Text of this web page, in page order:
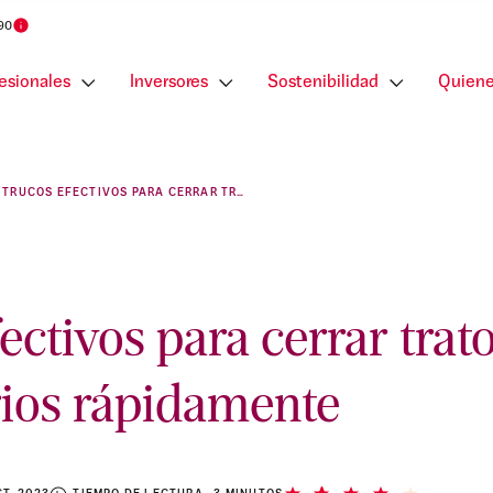
Inversores Sostenibilidad
7 TRUCOS EFECTIVOS PARA CERRAR TRATOS INMOBILIARIOS RÁPIDAMENTE
para cerrar
rápidamente